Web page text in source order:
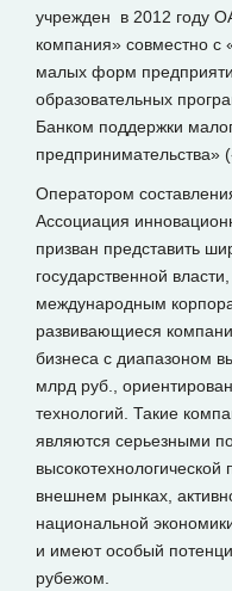
учрежден в 2012 году
компания» совместно с
малых форм
образовательных
Банком поддержки
предпринимательства»
Оператором
Ассоциация
призван представить
государственной
международным
развивающиеся
бизнеса с диапазоном
млрд руб.,
технологий. Такие
являются серьезными
внешнем рынках,
национальной
и имеют особый
рубежом.